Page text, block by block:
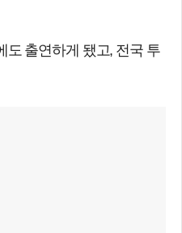
도 출연하게 됐고, 전국 투